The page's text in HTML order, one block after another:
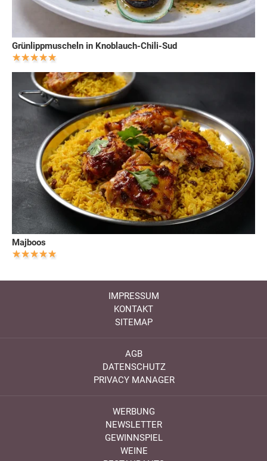
Grünlippmuscheln in Knoblauch-Chili-Sud
Majboos
IMPRESSUM
KONTAKT
SITEMAP
AGB
DATENSCHUTZ
PRIVACY MANAGER
WERBUNG
NEWSLETTER
GEWINNSPIEL
WEINE